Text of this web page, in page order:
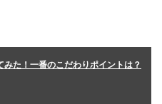
みた！一番のこだわりポイントは？